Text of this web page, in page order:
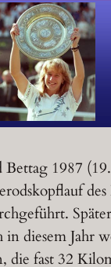
1987
in diesem Jahr
die fast 32